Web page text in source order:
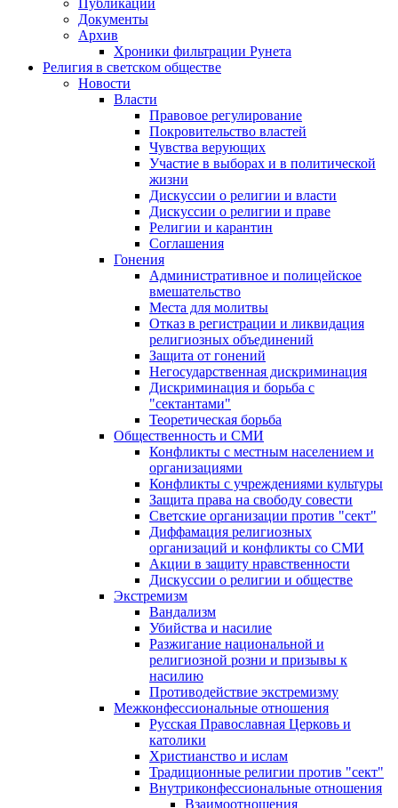
Публикации
Документы
Архив
Хроники фильтрации Рунета
Религия в светском обществе
Новости
Власти
Правовое регулирование
Покровительство властей
Чувства верующих
Участие в выборах и в политической
жизни
Дискуссии о религии и власти
Дискуссии о религии и праве
Религии и карантин
Соглашения
Гонения
Административное и полицейское
вмешательство
Места для молитвы
Отказ в регистрации и ликвидация
религиозных объединений
Защита от гонений
Негосударственная дискриминация
Дискриминация и борьба с
"сектантами"
Теоретическая борьба
Общественность и СМИ
Конфликты с местным населением и
организациями
Конфликты с учреждениями культуры
Защита права на свободу совести
Светские организации против "сект"
Диффамация религиозных
организаций и конфликты со СМИ
Акции в защиту нравственности
Дискуссии о религии и обществе
Экстремизм
Вандализм
Убийства и насилие
Разжигание национальной и
религиозной розни и призывы к
насилию
Противодействие экстремизму
Межконфессиональные отношения
Русская Православная Церковь и
католики
Христианство и ислам
Традиционные религии против "сект"
Внутриконфессиональные отношения
Взаимоотношения